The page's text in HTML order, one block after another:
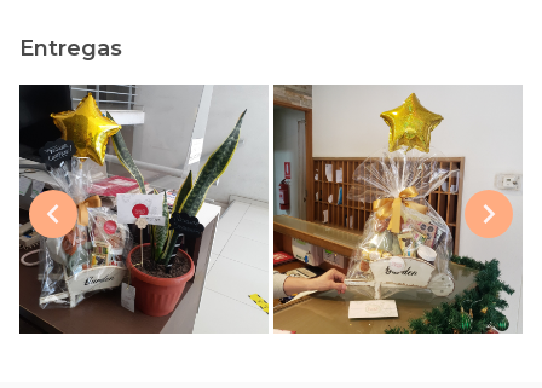
Entregas